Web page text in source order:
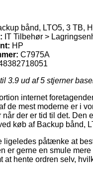
bånd, LTO5, 3 TB,
IT Tilbehør >
HP
C7975A
3.9 ud af 5 stjerner
internet
de mest moderne er i
når der er tid til det.
køb af Backup bånd,
ligeledes påtænke at
er gerne en smule
at hente ordren selv,